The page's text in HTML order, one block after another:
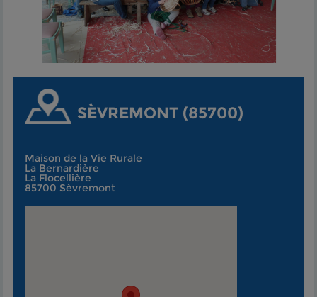
SÈVREMONT (85700)
Maison de la Vie Rurale
La Bernardière
La Flocellière
85700 Sèvremont